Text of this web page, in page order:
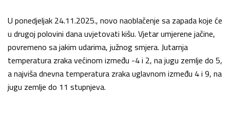
U ponedjeljak 24.11.2025., novo naoblačenje sa zapada koje će
u drugoj polovini dana uvjetovati kišu. Vjetar umjerene jačine,
povremeno sa jakim udarima, južnog smjera. Jutarnja
temperatura zraka većinom između -4 i 2, na jugu zemlje do 5,
a najviša dnevna temperatura zraka uglavnom između 4 i 9, na
jugu zemlje do 11 stupnjeva.